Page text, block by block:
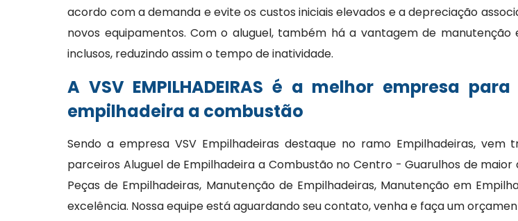
acordo com a demanda e evite os custos iniciais elevados e a depreciação
novos equipamentos. Com o aluguel, também há a vantagem de
inclusos, reduzindo assim o tempo de inatividade.
A VSV EMPILHADEIRAS é a melhor empresa
empilhadeira a combustão
Sendo a empresa VSV Empilhadeiras destaque no ramo Empilhadeiras,
parceiros Aluguel de Empilhadeira a Combustão no Centro - Guarulhos de
Peças de Empilhadeiras, Manutenção de Empilhadeiras, Manutenção em
excelência. Nossa equipe está aguardando seu contato, venha e faça um